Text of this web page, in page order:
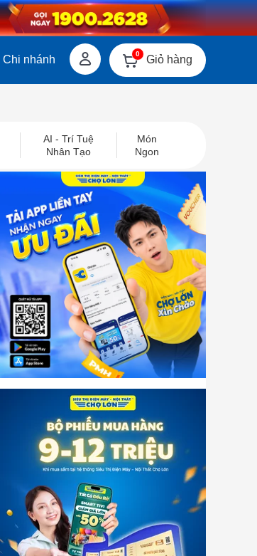
Chi nhánh 0 Giỏ hàng
AI - Trí Tuệ
Nhân Tạo
Món
Ngon